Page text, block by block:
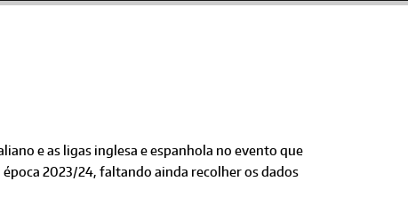
e as ligas inglesa e espanhola no evento que
2023/24, faltando ainda recolher os dados